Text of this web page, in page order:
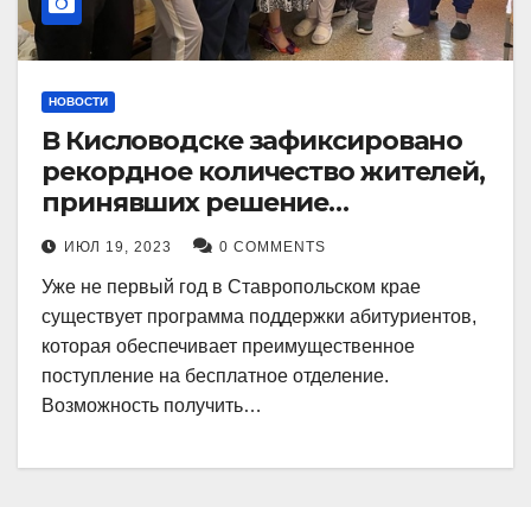
НОВОСТИ
В Кисловодске зафиксировано
рекордное количество жителей,
принявших решение
воспользоваться
установленными мерами, с
целью поступления в
медицинский вуз в районе.
ИЮЛ 19, 2023 0 COMMENTS
Уже не первый год в Ставропольском крае
существует программа поддержки абитуриентов,
которая обеспечивает преимущественное
поступление на бесплатное отделение.
Возможность получить…